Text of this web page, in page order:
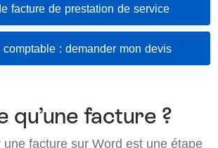
facture de prestation de service
comptable : demander mon devis
qu’une facture ?
une facture sur Word est une étape